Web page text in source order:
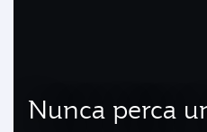
Nunca perca